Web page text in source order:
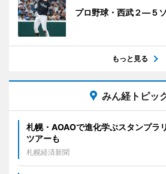
プロ野球・西武２―５
もっと見る
みん経トピッ
札幌・AOAOで進化学ぶスタンプ
ツアーも
札幌経済新聞